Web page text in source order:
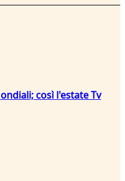
così l'estate Tv